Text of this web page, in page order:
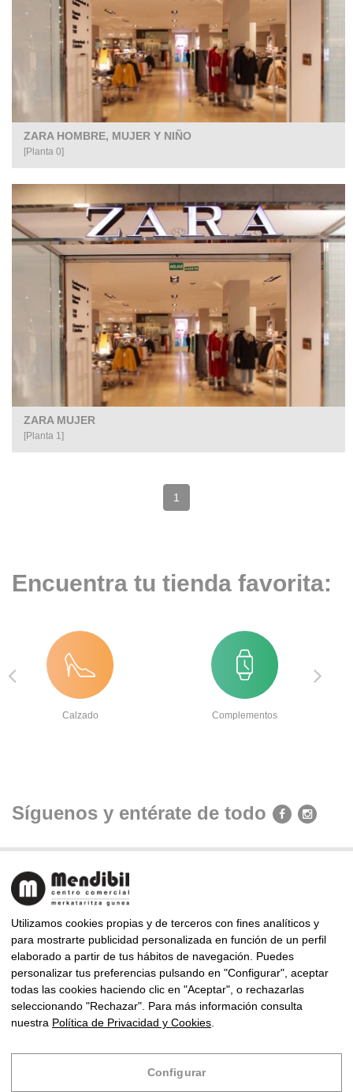
ZARA HOMBRE, MUJER Y NIÑO
[Planta 0]
ZARA MUJER
[Planta 1]
1
actual)
Encuentra tu tienda favorita:
Calzado Complementos
Síguenos y entérate de todo
CENTRO COMERCIAL MENDIBIL
Almirante Arizmendi Kalea, 9, 20302 Irun, Gipuzkoa
Telf: +34 943 63 83 94 · Fax: +34 943 63 85 86
mendibil@centrocomercialmendibil.com
Utilizamos cookies propias y de terceros con fines analíticos y
para mostrarte publicidad personalizada en función de un perfil
elaborado a partir de tus hábitos de navegación. Puedes
personalizar tus preferencias pulsando en "Configurar", aceptar
todas las cookies haciendo clic en "Aceptar", o rechazarlas
seleccionando "Rechazar". Para más información consulta
nuestra Política de Privacidad y Cookies
Configurar